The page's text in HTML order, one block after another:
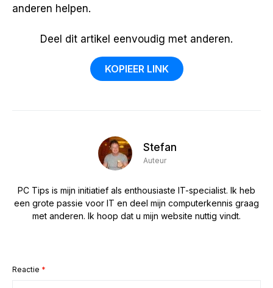
anderen helpen.
Deel dit artikel eenvoudig met anderen.
KOPIEER LINK
Stefan
Auteur
PC Tips is mijn initiatief als enthousiaste IT-specialist. Ik heb
een grote passie voor IT en deel mijn computerkennis graag
met anderen. Ik hoop dat u mijn website nuttig vindt.
Reactie *